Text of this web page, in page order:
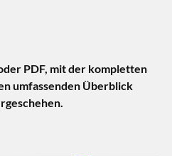
PDF, mit der kompletten
umfassenden Überblick